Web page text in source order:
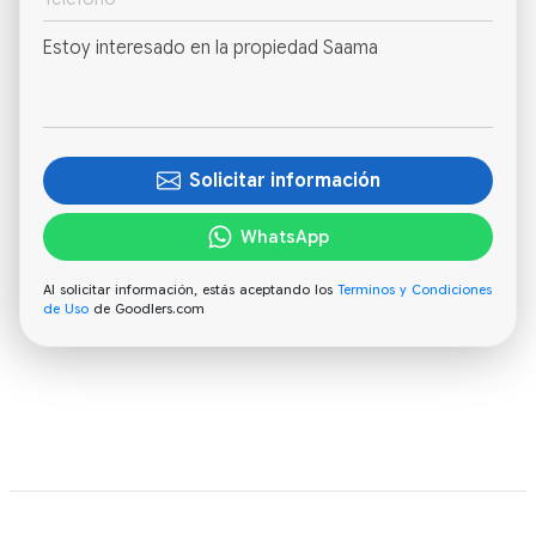
Solicitar información
WhatsApp
Al solicitar información, estás aceptando los Terminos y Condiciones
de Uso de Goodlers.com